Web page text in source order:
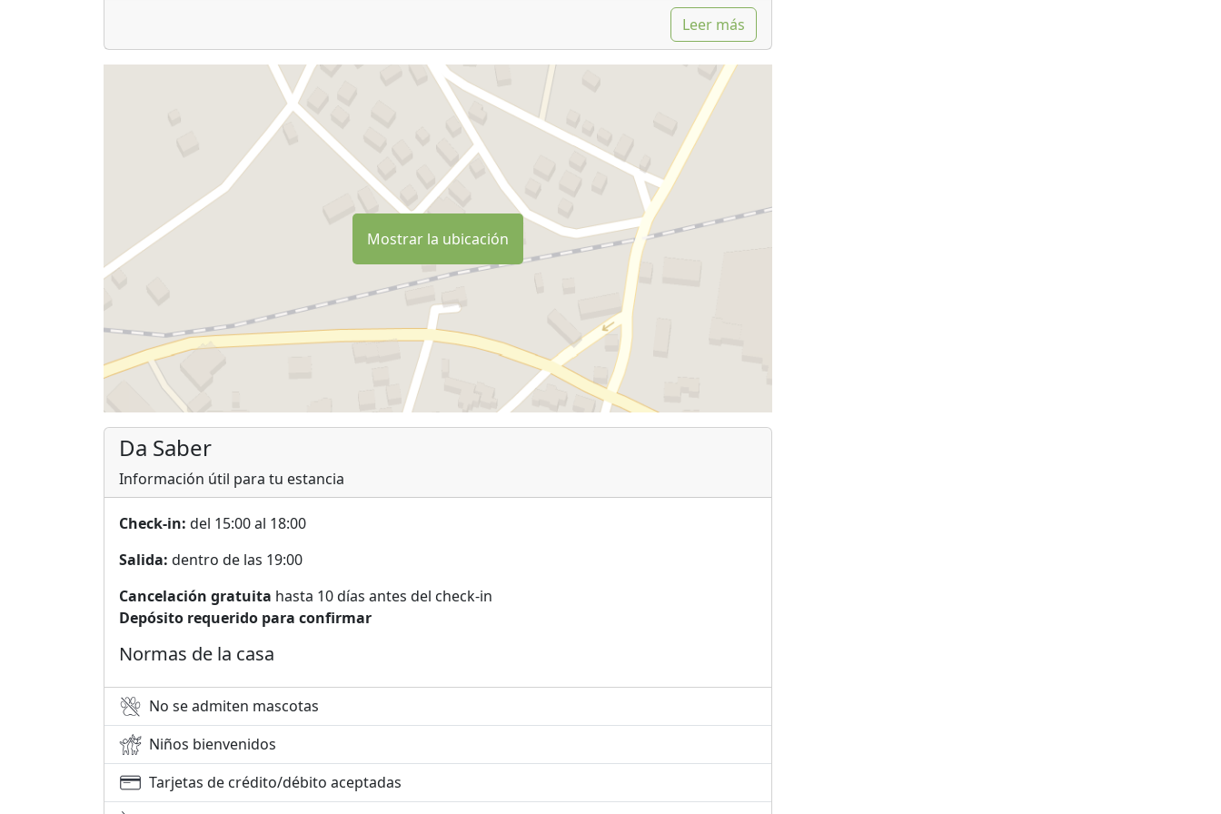
Leer más
Mostrar la ubicación
Da Saber
Información útil para tu estancia
Check-in: del 15:00 al 18:00
Salida: dentro de las 19:00
Cancelación gratuita hasta 10 días antes del check-in
Depósito requerido para confirmar
Normas de la casa
No se admiten mascotas
Niños bienvenidos
Tarjetas de crédito/débito aceptadas